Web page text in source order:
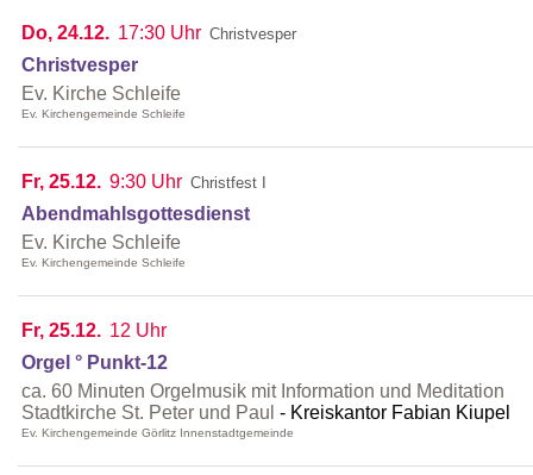
Do, 24.12. 17:30 Uhr Christvesper
Christvesper
Ev. Kirche Schleife
Ev. Kirchengemeinde Schleife
Fr, 25.12. 9:30 Uhr Christfest I
Abendmahlsgottesdienst
Ev. Kirche Schleife
Ev. Kirchengemeinde Schleife
Fr, 25.12. 12 Uhr
Orgel ° Punkt-12
ca. 60 Minuten Orgelmusik mit Information und Meditation
Stadtkirche St. Peter und Paul
Kreiskantor Fabian Kiupel
Ev. Kirchengemeinde Görlitz Innenstadtgemeinde